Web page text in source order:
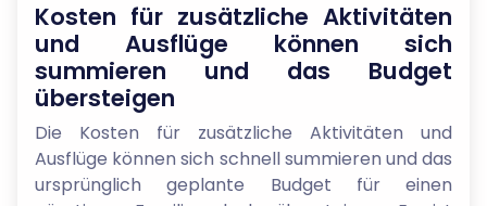
Kosten für zusätzliche Aktivitäten
und Ausflüge können sich
summieren und das Budget
übersteigen
Die Kosten für zusätzliche Aktivitäten und
Ausflüge können sich schnell summieren und das
ursprünglich geplante Budget für einen